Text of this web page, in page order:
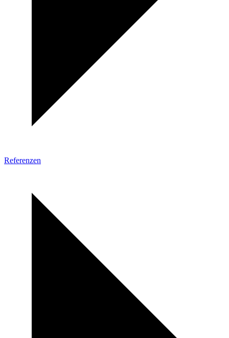
Referenzen